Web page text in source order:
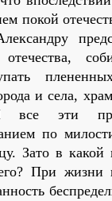
покой
и села,
все эти
по
Зато в какой
При жизни